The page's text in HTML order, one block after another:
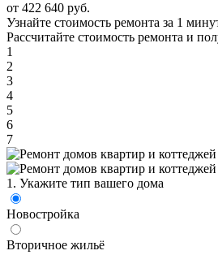
от 422 640 руб.
Узнайте стоимость ремонта за 1
Рассчитайте стоимость ремонта и
1
2
3
4
5
6
7
1. Укажите тип вашего дома
Новостройка
Вторичное жильё